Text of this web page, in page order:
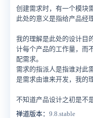
创建需求时，有一个模块
此处的意义是指给产品经
我的理解是此处的设计目
计每个产品的工作量，而
配需求。
需求的指派人是指谁对此
是需求由谁来开发，我的
不知道产品设计之初是不
禅道版本： 9.8.stable